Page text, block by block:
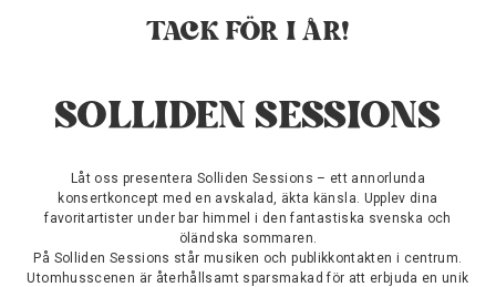
TACK FÖR I ÅR!
SOLLIDEN SESSIONS
Låt oss presentera Solliden Sessions – ett annorlunda
konsertkoncept med en avskalad, äkta känsla. Upplev dina
favoritartister under bar himmel i den fantastiska svenska och
öländska sommaren.
På Solliden Sessions står musiken och publikkontakten i centrum.
Utomhusscenen är återhållsamt sparsmakad för att erbjuda en unik